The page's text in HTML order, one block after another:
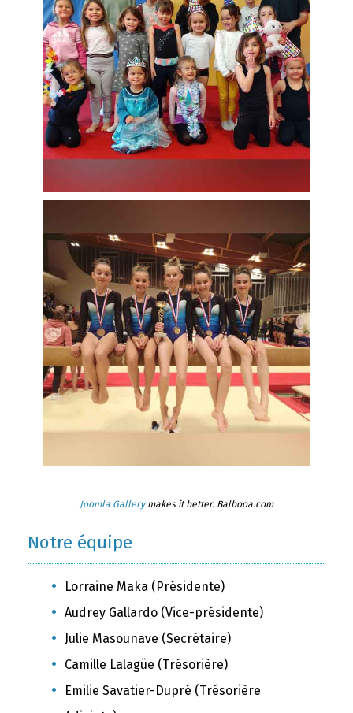
Joomla Gallerymakes it better. Balbooa.com
Notre équipe
Lorraine Maka (Présidente)
Audrey Gallardo (Vice-présidente)
Julie Masounave (Secrétaire)
Camille Lalagüe (Trésorière)
Emilie Savatier-Dupré (Trésorière